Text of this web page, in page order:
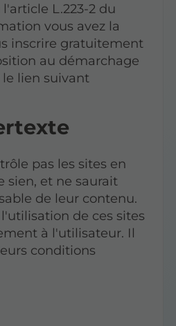
L.223-2 du
vous avez la
inscrire gratuitement
au démarchage
lien suivant
pas les sites en
sien, et ne saurait
de leur contenu.
de ces sites
à l'utilisateur. Il
conditions